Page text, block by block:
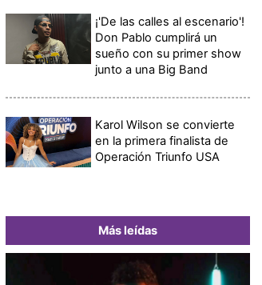
¡'De las calles al escenario'!
Don Pablo cumplirá un
sueño con su primer show
junto a una Big Band
Karol Wilson se convierte
en la primera finalista de
Operación Triunfo USA
Más leídas